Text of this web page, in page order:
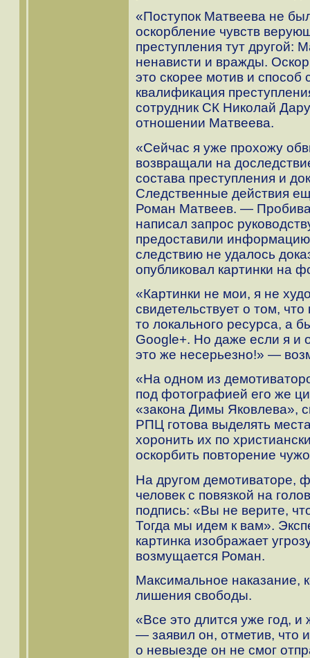
«Поступок Матвеева не
оскорбление чувств
преступления тут другой:
ненависти и вражды.
это скорее мотив и
квалификация
сотрудник СК Николай
отношении Матвеева.
«Сейчас я уже прохожу
возвращали на
состава преступления и
Следственные действия
Роман Матвеев. —
написал запрос
предоставили
следствию не удалось
опубликовал картинки на
«Картинки не мои, я не
свидетельствует о том,
то локального ресурса, а
Google+. Но даже если я и
это же несерьезно!» —
«На одном из
под фотографией его же
«закона Димы Яковлева»,
РПЦ готова выделять
хоронить их по
оскорбить повторение
На другом демотиваторе,
человек с повязкой на
подпись: «Вы не верите,
Тогда мы идем к вам».
картинка изображает
возмущается Роман.
Максимальное наказание,
лишения свободы.
«Все это длится уже год, и
— заявил он, отметив, что
о невыезде он не смог